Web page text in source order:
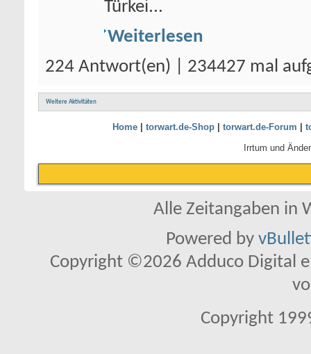
Türkei...
Weiterlesen
224 Antwort(en) | 234427 mal
Weitere Aktivitäten
Home| torwart.de-Shop| torwart.de-Forum
Irrtum und
Alle Zeitangaben in
Powered by
Copyright ©2026 Adduco Digital
Copyright